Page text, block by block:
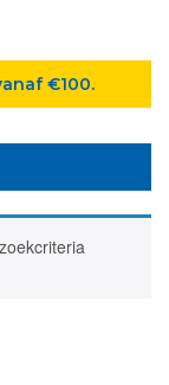
€100.